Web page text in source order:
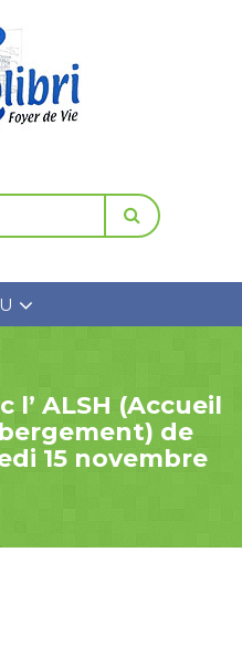
l’ ALSH (Accueil
de
15 novembre